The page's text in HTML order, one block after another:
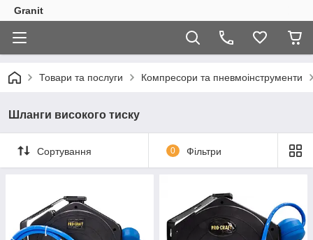
Granit
Товари та послуги Компресори та пневмоінструменти
Шланги високого тиску
Сортування 0 Фільтри